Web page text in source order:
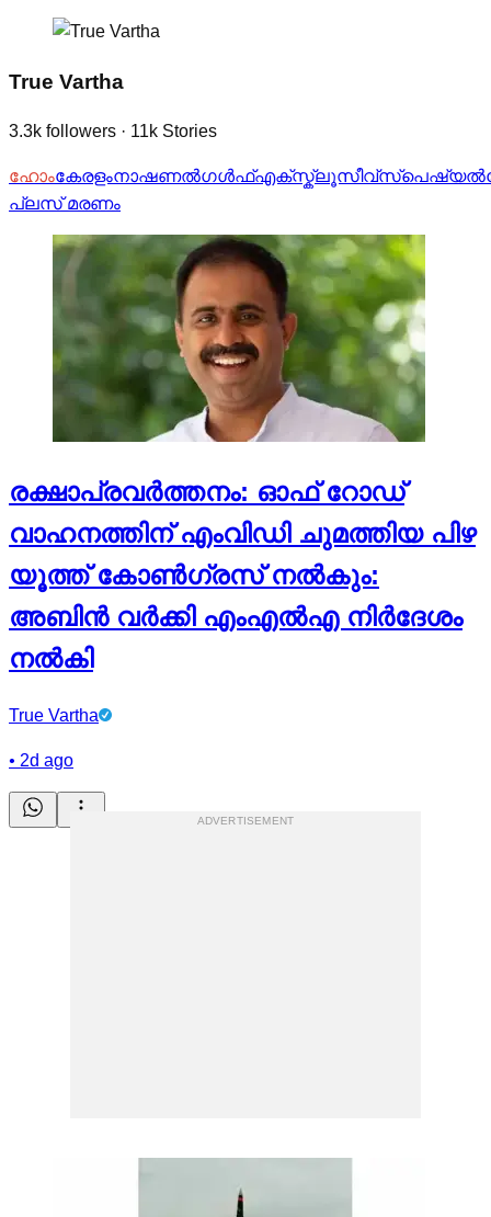
True Vartha
3.3k followers · 11k Stories
ഹോംകേരളംനാഷണല്‍ഗള്‍ഫ്എക്സ്ക്ലൂസീവ്സ്പെഷ്യല്‍
പ്ലസ്മരണം
രക്ഷാപ്രവര്‍ത്തനം: ഓഫ് റോഡ്
വാഹനത്തിന് എംവിഡി ചുമത്തിയ പിഴ
യൂത്ത് കോണ്‍ഗ്രസ് നല്‍കും:
അബിന്‍ വര്‍ക്കി എംഎല്‍എ നിര്‍ദേശം
നല്‍കി
True Vartha
• 2d ago
ADVERTISEMENT